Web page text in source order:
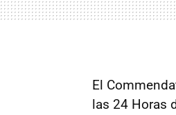
El
las 24 Horas